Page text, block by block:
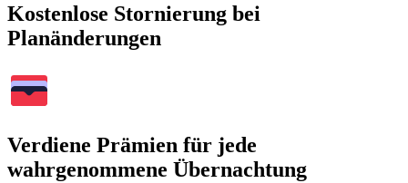
Kostenlose Stornierung bei
Planänderungen
Verdiene Prämien für jede
wahrgenommene Übernachtung